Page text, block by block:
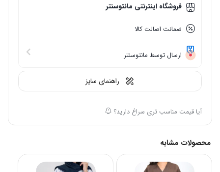
فروشگاه اینترنتی مانتوسنتر
ضمانت اصالت کالا
ارسال توسط مانتوسنتر
راهنمای سایز
آیا قیمت مناسب تری سراغ دارید؟
محصولات مشابه